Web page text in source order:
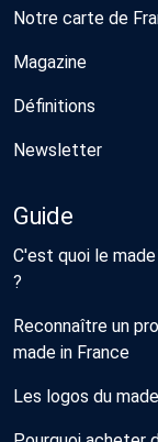
Notre carte de
Magazine
Définitions
Newsletter
Guide
C'est quoi le
?
Reconnaître un
made in France
Les logos du